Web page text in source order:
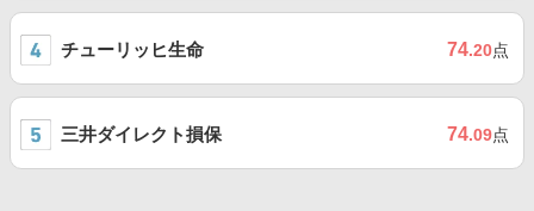
チューリッヒ生命 74.20点
三井ダイレクト損保 74.09点